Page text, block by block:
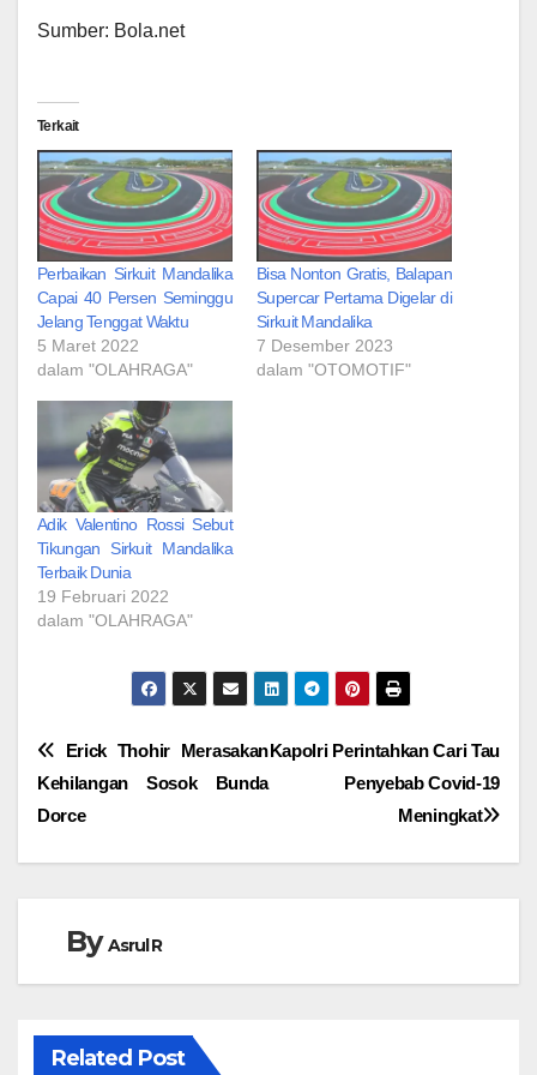
Sumber: Bola.net
Terkait
Perbaikan Sirkuit Mandalika
Capai 40 Persen Seminggu
Jelang Tenggat Waktu
5 Maret 2022
dalam "OLAHRAGA"
Bisa Nonton Gratis, Balapan
Supercar Pertama Digelar di
Sirkuit Mandalika
7 Desember 2023
dalam "OTOMOTIF"
Adik Valentino Rossi Sebut
Tikungan Sirkuit Mandalika
Terbaik Dunia
19 Februari 2022
dalam "OLAHRAGA"
Navigasi
pos
Kapolri Perintahkan Cari Tau
Penyebab Covid-19
Meningkat
Erick Thohir Merasakan
Kehilangan Sosok Bunda
Dorce
ByAsrul R
Related Post